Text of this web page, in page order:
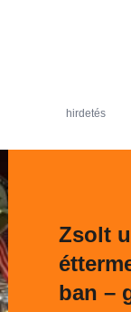
hirdetés
Zsolt
ban –